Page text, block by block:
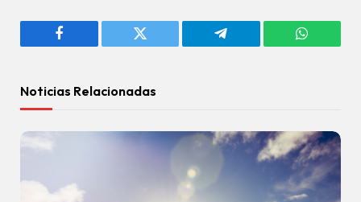
Facebook Twitter Telegram
Noticias Relacionadas